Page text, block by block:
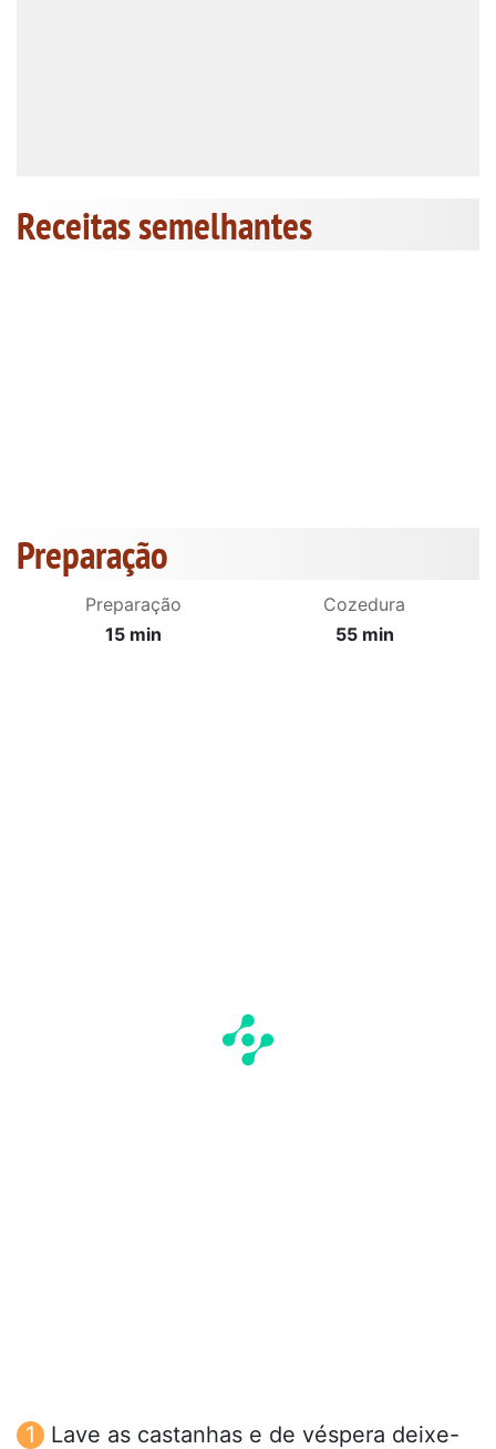
Receitas semelhantes
Preparação
Preparação
15 min
Cozedura
55 min
Lave as castanhas e de véspera deixe-